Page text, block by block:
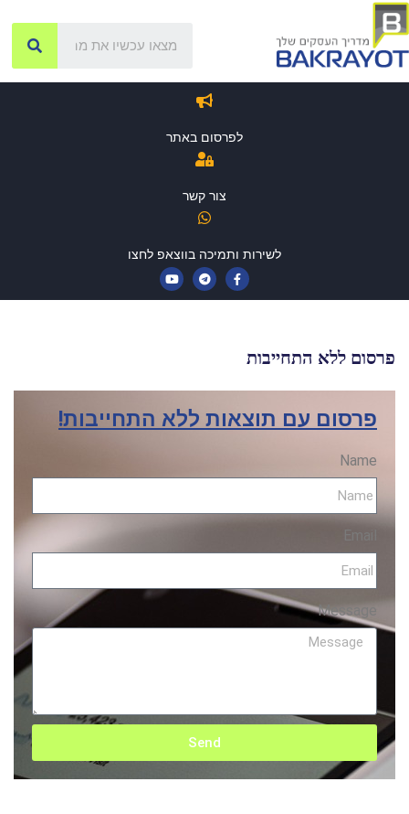
לפרסום באתר
צור קשר
לשירות ותמיכה בווצאפ לחצו
פרסום ללא התחייבות
פרסום עם תוצאות ללא התחייבות!
Name
Message
Send